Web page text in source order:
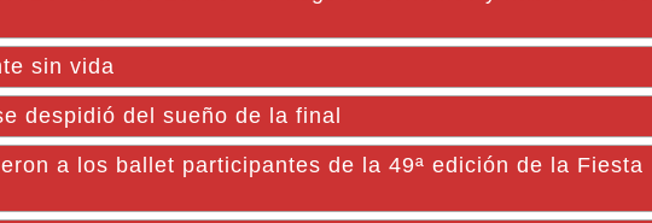
sin vida
despidió del sueño de la final
a los ballet participantes de la 49ª edición de la Fiesta